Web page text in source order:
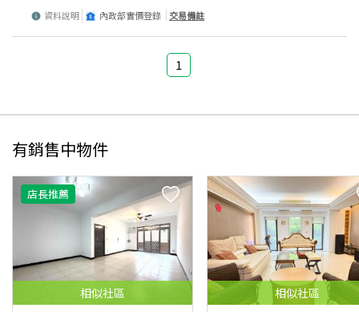
資料說明 內政部實價登錄 交易備註
1
有銷售中物件
店長推薦
相似社區 相似社區